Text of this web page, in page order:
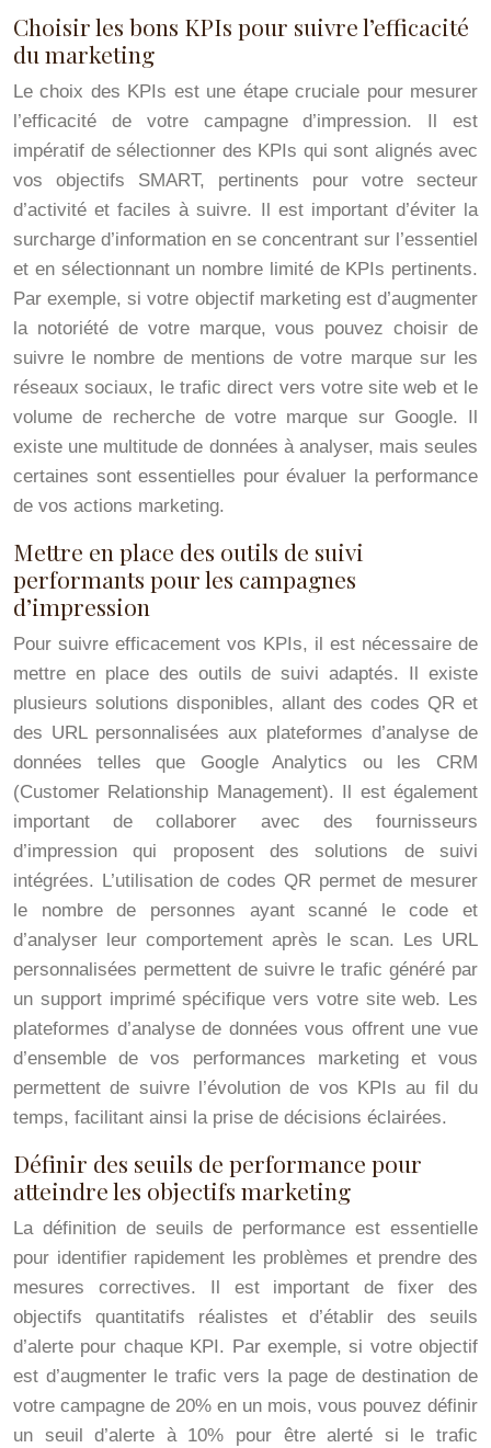
Choisir les bons KPIs pour suivre l’efficacité
du marketing
Le choix des KPIs est une étape cruciale pour mesurer
l’efficacité de votre campagne d’impression. Il est
impératif de sélectionner des KPIs qui sont alignés avec
vos objectifs SMART, pertinents pour votre secteur
d’activité et faciles à suivre. Il est important d’éviter la
surcharge d’information en se concentrant sur l’essentiel
et en sélectionnant un nombre limité de KPIs pertinents.
Par exemple, si votre objectif marketing est d’augmenter
la notoriété de votre marque, vous pouvez choisir de
suivre le nombre de mentions de votre marque sur les
réseaux sociaux, le trafic direct vers votre site web et le
volume de recherche de votre marque sur Google. Il
existe une multitude de données à analyser, mais seules
certaines sont essentielles pour évaluer la performance
de vos actions marketing.
Mettre en place des outils de suivi
performants pour les campagnes
d’impression
Pour suivre efficacement vos KPIs, il est nécessaire de
mettre en place des outils de suivi adaptés. Il existe
plusieurs solutions disponibles, allant des codes QR et
des URL personnalisées aux plateformes d’analyse de
données telles que Google Analytics ou les CRM
(Customer Relationship Management). Il est également
important de collaborer avec des fournisseurs
d’impression qui proposent des solutions de suivi
intégrées. L’utilisation de codes QR permet de mesurer
le nombre de personnes ayant scanné le code et
d’analyser leur comportement après le scan. Les URL
personnalisées permettent de suivre le trafic généré par
un support imprimé spécifique vers votre site web. Les
plateformes d’analyse de données vous offrent une vue
d’ensemble de vos performances marketing et vous
permettent de suivre l’évolution de vos KPIs au fil du
temps, facilitant ainsi la prise de décisions éclairées.
Définir des seuils de performance pour
atteindre les objectifs marketing
La définition de seuils de performance est essentielle
pour identifier rapidement les problèmes et prendre des
mesures correctives. Il est important de fixer des
objectifs quantitatifs réalistes et d’établir des seuils
d’alerte pour chaque KPI. Par exemple, si votre objectif
est d’augmenter le trafic vers la page de destination de
votre campagne de 20% en un mois, vous pouvez définir
un seuil d’alerte à 10% pour être alerté si le trafic